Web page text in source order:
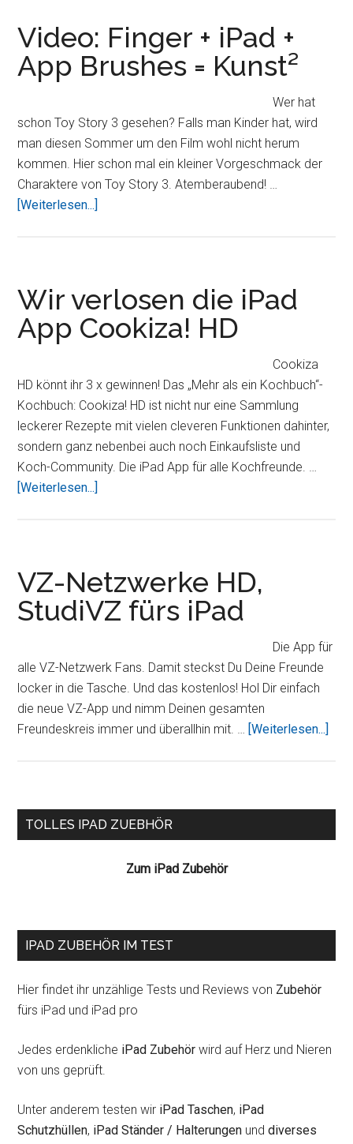
dem
Finger
Video: Finger + iPad +
App Brushes = Kunst²
Wer hat
schon Toy Story 3 gesehen? Falls man Kinder hat, wird
man diesen Sommer um den Film wohl nicht herum
kommen. Hier schon mal ein kleiner Vorgeschmack der
Charaktere von Toy Story 3. Atemberaubend! …
[Weiterlesen...]
App
Brushes
Wir verlosen die iPad
App Cookiza! HD
Cookiza
HD könnt ihr 3 x gewinnen! Das „Mehr als ein Kochbuch“-
Kochbuch: Cookiza! HD ist nicht nur eine Sammlung
leckerer Rezepte mit vielen cleveren Funktionen dahinter,
sondern ganz nebenbei auch noch Einkaufsliste und
Koch-Community. Die iPad App für alle Kochfreunde. …
[Weiterlesen...]
App
Cookiza!
HD
VZ-Netzwerke HD,
StudiVZ fürs iPad
Die App für
alle VZ-Netzwerk Fans. Damit steckst Du Deine Freunde
locker in die Tasche. Und das kostenlos! Hol Dir einfach
die neue VZ-App und nimm Deinen gesamten
Freundeskreis immer und überallhin mit. … [Weiterlesen...]
fürs
Seitenspalte
TOLLES IPAD ZUEBHÖR
Zum iPad Zubehör
IPAD ZUBEHÖR IM TEST
Hier findet ihr unzählige Tests und Reviews von Zubehör
fürs iPad und iPad pro
Jedes erdenkliche iPad Zubehör wird auf Herz und Nieren
von uns geprüft.
Unter anderem testen wir iPad Taschen, iPad
Schutzhüllen, iPad Ständer / Halterungen unddiverses